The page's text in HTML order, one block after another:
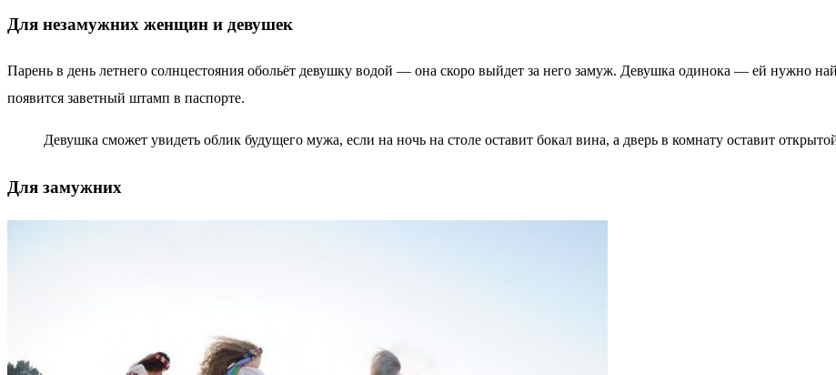
Для незамужних женщин и девушек
Парень в день летнего солнцестояния обольёт девушку водой — она скоро выйдет за него замуж. Девушка одинока — ей нужно
появится заветный штамп в паспорте.
Девушка сможет увидеть облик будущего мужа, если на ночь на столе оставит бокал вина, а дверь в комнату оставит
Для замужних